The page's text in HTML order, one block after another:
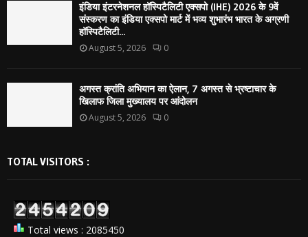
इंडिया इंटरनेशनल हॉस्पिटैलिटी एक्सपो (IHE) 2026 के 9वें
संस्करण का इंडिया एक्सपो मार्ट में भव्य शुभारंभ भारत के अग्रणी
हॉस्पिटैलिटी...
August 5, 2026 0
अगस्त क्रांति अभियान का ऐलान, 7 अगस्त से भ्रष्टाचार के
खिलाफ जिला मुख्यालय पर आंदोलन
August 5, 2026 0
TOTAL VISITORS :
Total views : 2085450